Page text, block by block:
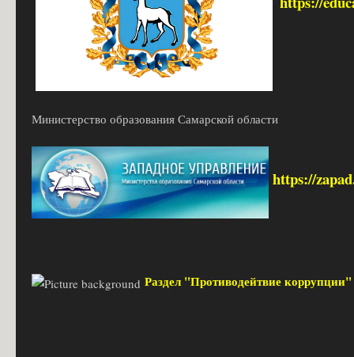
Министерство образования Самарской области
https://
Раздел "Противодейтвие